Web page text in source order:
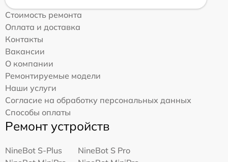
Стоимость ремонта
Оплата и доставка
Контакты
Вакансии
О компании
Ремонтируемые модели
Наши услуги
Согласие на обработку персональных данных
Способы оплаты
Ремонт устройств
NineBot S-Plus
NineBot S Pro